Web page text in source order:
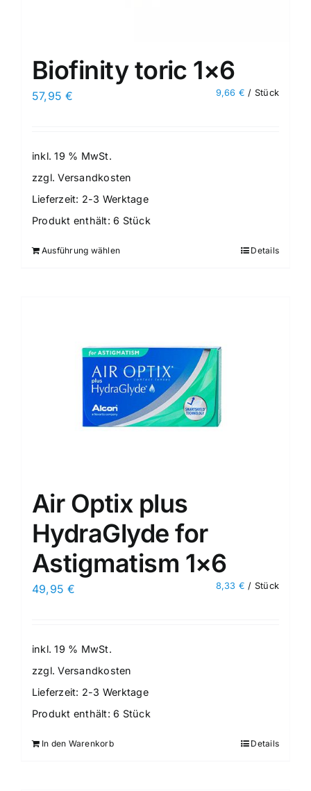
Biofinity toric 1×6
57,95€ 9,66 € / Stück
inkl. 19 % MwSt.
zzgl.Versandkosten
Lieferzeit: 2-3 Werktage
Produkt enthält: 6 Stück
Ausführung wählen Details
Air Optix plus
HydraGlyde for
Astigmatism 1×6
49,95€ 8,33 € / Stück
inkl. 19 % MwSt.
zzgl.Versandkosten
Lieferzeit: 2-3 Werktage
Produkt enthält: 6 Stück
In den Warenkorb Details